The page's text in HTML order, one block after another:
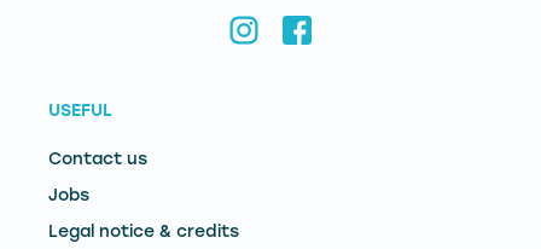
USEFUL
Contact us
Jobs
Legal notice & credits